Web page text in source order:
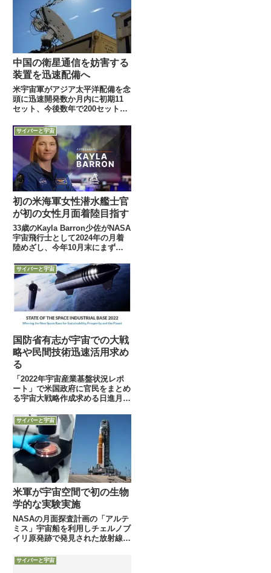
中国の衛星通信を妨害する
装置を迅速配備へ
米宇宙軍がアジア太平洋配備を念
頭に迅速開発数か月内に初期11
セット、今後数年で200セット配
「遥感：Yaogan」に危機感12月
19日付Defense-Newsが、特に中
国の偵察衛星と地上との通信信号
妨害を念頭に...
サイバーと宇宙
初の米海軍女性潜水艦士官
が初の女性月面着陸目指す
33歳のKayla Barron少佐がNASA
宇宙飛行士として2024年の月着
陸めざし、今年10月末にまず国
性です18日付Military.comが、女
性初の月面着陸を目指すNASAの
「Artemis計画」の候...
サイバーと宇宙
国防省有志が宇宙での大戦
略や民間技術迅速活用求め
る
「2022年宇宙産業基盤状況レポ
ート」で米国政府に官民をまとめ
る宇宙大戦略作成求める日進月歩
可能にすべきと8月25日付
Defense-Newsは、米国宇宙産業
界約250名の意見も踏まえ、米国
防省や空軍研究所や宇...
サイバーと宇宙
米軍が宇宙空間で初の生物
学的な実験実施
NASAの月面探査計画の「アルテ
ミス」宇宙船を利用しチェルノブ
イリ原発跡で発見された放射線に
動に備え放射線防護の仕組みを菌
から学ぶため12月11日、NASAに
サイバーと宇宙